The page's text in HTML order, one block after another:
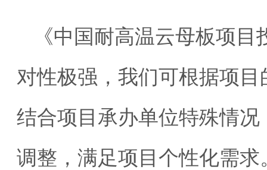
《中国耐高温云母板项
对性极强，我们可根据项
结合项目承办单位特殊情
调整，满足项目个性化需求